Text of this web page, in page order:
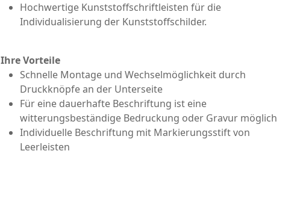
Hochwertige Kunststoffschriftleisten für die
Individualisierung der Kunststoffschilder.
Ihre Vorteile
Schnelle Montage und Wechselmöglichkeit durch
Druckknöpfe an der Unterseite
Für eine dauerhafte Beschriftung ist eine
witterungsbeständige Bedruckung oder Gravur möglich
Individuelle Beschriftung mit Markierungsstift von
Leerleisten